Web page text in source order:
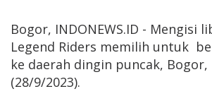
Bogor, INDONEWS.ID - Mengisi
Legend Riders memilih untuk
ke daerah dingin puncak, Bogor,
(28/9/2023).